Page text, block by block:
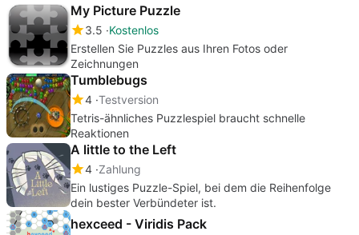
My Picture Puzzle
3.5 Kostenlos
Erstellen Sie Puzzles aus Ihren Fotos oder
Zeichnungen
Tumblebugs
4 Testversion
Tetris-ähnliches Puzzlespiel braucht schnelle
Reaktionen
A little to the Left
4 Zahlung
Ein lustiges Puzzle-Spiel, bei dem die Reihenfolge
dein bester Verbündeter ist.
hexceed - Viridis Pack